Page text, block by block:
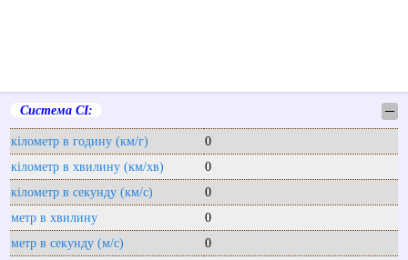
Система СІ: ─
кілометр в годину (км/г)
0
кілометр в хвилину (км/хв)
0
кілометр в секунду (км/с)
0
метр в хвилину
0
метр в секунду (м/с)
0